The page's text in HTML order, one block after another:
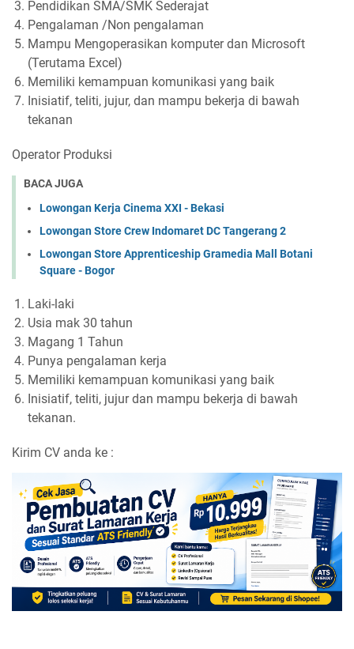
Pendidikan SMA/SMK Sederajat
Pengalaman /Non pengalaman
Mampu Mengoperasikan komputer dan Microsoft
(Terutama Excel)
Memiliki kemampuan komunikasi yang baik
Inisiatif, teliti, jujur, dan mampu bekerja di bawah
tekanan
Operator Produksi
BACA JUGA
Lowongan Kerja Cinema XXI - Bekasi
Lowongan Store Crew Indomaret DC Tangerang 2
Lowongan Store Apprenticeship Gramedia Mall Botani
Square - Bogor
Laki-laki
Usia mak 30 tahun
Magang 1 Tahun
Punya pengalaman kerja
Memiliki kemampuan komunikasi yang baik
Inisiatif, teliti, jujur dan mampu bekerja di bawah
tekanan.
Kirim CV anda ke :